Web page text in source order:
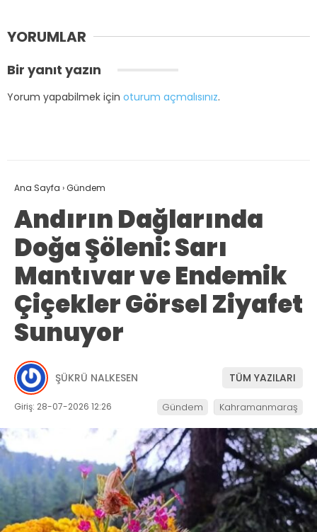
YORUMLAR
Bir yanıt yazın
Yorum yapabilmek için oturum açmalısınız.
Ana Sayfa ›Gündem
Andırın Dağlarında
Doğa Şöleni: Sarı
Mantıvar ve Endemik
Çiçekler Görsel Ziyafet
Sunuyor
ŞÜKRÜ NALKESEN TÜM YAZILARI
Giriş: 28-07-2026 12:26 Gündem Kahramanmaraş